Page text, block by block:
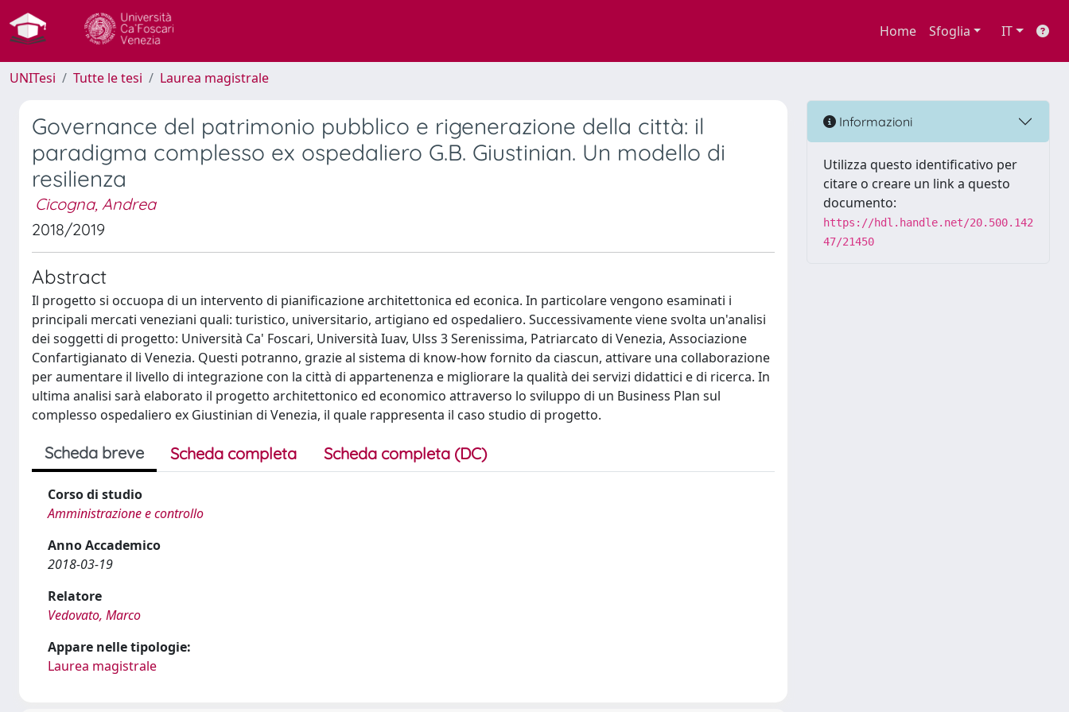
Home Sfoglia IT
UNITesi Tutte le tesi Laurea magistrale
Governance del patrimonio pubblico e rigenerazione della città: il
paradigma complesso ex ospedaliero G.B. Giustinian. Un modello di
resilienza
Cicogna, Andrea
2018/2019
Abstract
Il progetto si occuopa di un intervento di pianificazione architettonica ed econica. In particolare vengono esaminati i
principali mercati veneziani quali: turistico, universitario, artigiano ed ospedaliero. Successivamente viene svolta un'analisi
dei soggetti di progetto: Università Ca' Foscari, Università Iuav, Ulss 3 Serenissima, Patriarcato di Venezia, Associazione
Confartigianato di Venezia. Questi potranno, grazie al sistema di know-how fornito da ciascun, attivare una collaborazione
per aumentare il livello di integrazione con la città di appartenenza e migliorare la qualità dei servizi didattici e di ricerca. In
ultima analisi sarà elaborato il progetto architettonico ed economico attraverso lo sviluppo di un Business Plan sul
complesso ospedaliero ex Giustinian di Venezia, il quale rappresenta il caso studio di progetto.
Scheda breve Scheda completa Scheda completa (DC)
Corso di studio
Amministrazione e controllo
Anno Accademico
2018-03-19
Relatore
Vedovato, Marco
Appare nelle tipologie:
Laurea magistrale
Informazioni
Utilizza questo identificativo per
citare o creare un link a questo
documento:
https://hdl.handle.net/20.500.142
47/21450